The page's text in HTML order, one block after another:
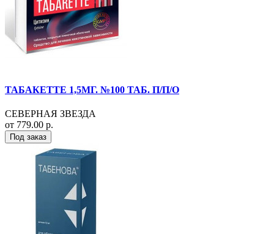
ТАБАКЕТТЕ 1,5МГ. №100 ТАБ. П/П/О
СЕВЕРНАЯ ЗВЕЗДА
от 779.00 р.
Под заказ